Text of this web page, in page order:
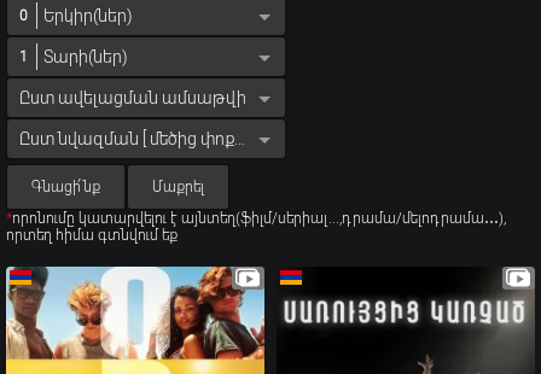
0 Երկիր(ներ)
1 Տարի(ներ)
Ըստ ավելացման ամսաթվի
Գնացի՛նք
Մաքրել
*որոնումը կատարվելու է այնտեղ(ֆիլմ/սերիալ...,դրամա/մելոդրամա․․․),
որտեղ հիմա գտնվում եք